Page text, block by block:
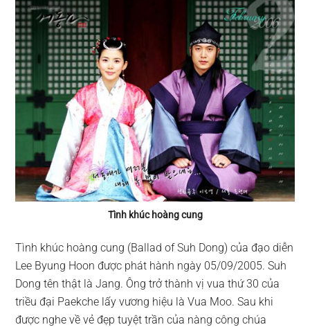
Tình khúc hoàng cung
Tình khúc hoàng cung (Ballad of Suh Dong) của đạo diễn
Lee Byung Hoon được phát hành ngày 05/09/2005. Suh
Dong tên thật là Jang. Ông trở thành vị vua thứ 30 của
triều đại Paekche lấy vương hiệu là Vua Moo. Sau khi
được nghe về vẻ đẹp tuyệt trần của nàng công chúa